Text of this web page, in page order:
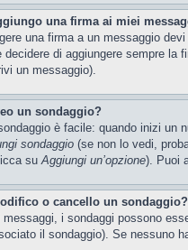
una firma ai miei
una firma a un messaggio
decidere di aggiungere sempre
un messaggio).
un sondaggio?
è facile: quando inizi un
sondaggio (se non lo vedi,
suAggiungi un’opzione). Puoi
o cancello un sondaggio?
messaggi, i sondaggi possono
il sondaggio). Se nessuno